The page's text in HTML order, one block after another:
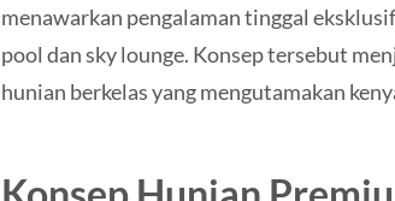
menawarkan pengalaman tinggal
pool dan sky lounge. Konsep tersebut
hunian berkelas yang mengutamakan